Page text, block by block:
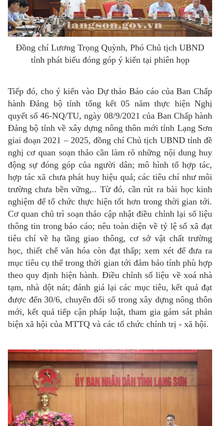
Đồng chí Lương Trọng Quỳnh, Phó Chủ tịch UBND
tỉnh phát biểu đóng góp ý kiến tại phiên họp
Tiếp đó, cho ý kiến vào Dự thảo Báo cáo của Ban Chấp
hành Đảng bộ tỉnh tổng kết 05 năm thực hiện Nghị
quyết số 46-NQ/TU, ngày 08/9/2021 của Ban Chấp hành
Đảng bộ tỉnh về xây dựng nông thôn mới tỉnh Lạng Sơn
giai đoạn 2021 – 2025, đồng chí Chủ tịch UBND tỉnh đề
nghị cơ quan soạn thảo cần làm rõ những nội dung huy
động sự đóng góp của người dân; mô hình tổ hợp tác,
hợp tác xã chưa phát huy hiệu quả; các tiêu chí như môi
trường chưa bền vững,.. Từ đó, cần rút ra bài học kinh
nghiệm để tổ chức thực hiện tốt hơn trong thời gian tới.
Cơ quan chủ trì soạn thảo cập nhật điều chỉnh lại số liệu
thông tin trong báo cáo; nêu toàn diện về tỷ lệ số xã đạt
tiêu chí về hạ tầng giao thông, cơ sở vật chất trường
học, thiết chế văn hóa còn đạt thấp; xem xét để đưa ra
mục tiêu cụ thể trong thời gian tới đảm bảo tính phù hợp
theo quy định hiện hành. Điều chỉnh số liệu về xoá nhà
tạm, nhà dột nát; đánh giá lại các mục tiêu, kết quả đạt
được đến 30/6, chuyển đổi số trong xây dựng nông thôn
mới, kết quả tiếp cận pháp luật, tham gia gám sát phản
biện xã hội của MTTQ và các tổ chức chính trị - xã hội.